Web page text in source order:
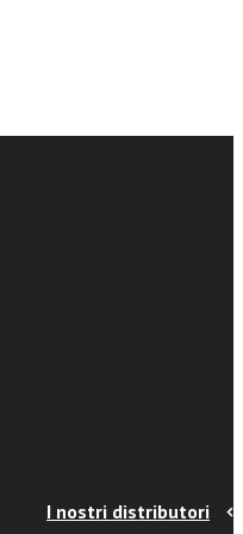
I nostri distributori